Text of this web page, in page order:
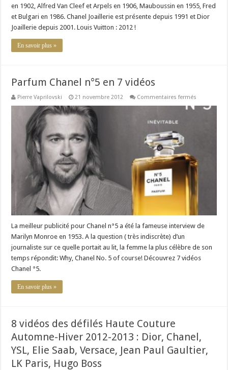
en 1902, Alfred Van Cleef et Arpels en 1906, Mauboussin en 1955, Fred
et Bulgari en 1986. Chanel Joaillerie est présente depuis 1991 et Dior
Joaillerie depuis 2001. Louis Vuitton : 2012 !
En savoir plus »
Parfum Chanel n°5 en 7 vidéos
Pierre Vaprilovski 21 novembre 2012 Commentaires fermés
Chanel
La meilleur publicité pour Chanel n°5 a été la fameuse interview de
Marilyn Monroe en 1953. A la question ( très indiscrète) d’un
journaliste sur ce quelle portait au lit, la femme la plus célèbre de son
temps répondit: Why, Chanel No. 5 of course! Découvrez 7 vidéos
Chanel °5.
En savoir plus »
8 vidéos des défilés Haute Couture
Automne-Hiver 2012-2013 : Dior, Chanel,
YSL, Elie Saab, Versace, Jean Paul Gaultier,
LK Paris, Hugo Boss